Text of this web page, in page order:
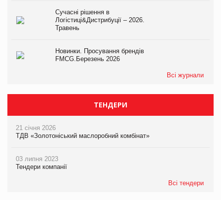
Сучасні рішення в
Логістиці&Дистрибуції – 2026.
Травень
Новинки. Просування брендів
FMCG.Березень 2026
Всі журнали
ТЕНДЕРИ
21 січня 2026
ТДВ «Золотоніський маслоробний комбінат»
03 липня 2023
Тендери компанії
Всі тендери